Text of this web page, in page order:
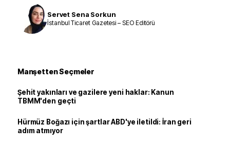
Servet Sena Sorkun
İstanbul Ticaret Gazetesi – SEO Editörü
Manşetten Seçmeler
Şehit yakınları ve gazilere yeni haklar: Kanun
TBMM'den geçti
Hürmüz Boğazı için şartlar ABD'ye iletildi: İran geri
adım atmıyor